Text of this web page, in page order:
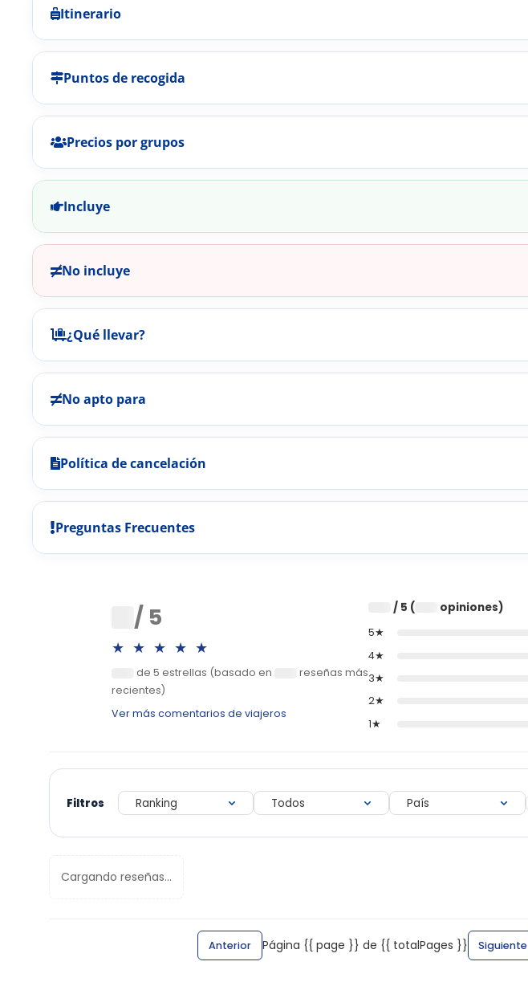
Itinerario
Puntos de recogida
Precios por grupos
Incluye
No incluye
¿Qué llevar?
No apto para
Política de cancelación
Preguntas Frecuentes
/ 5
★★★★★
de 5 estrellas (basado en
reseñas más
recientes)
Ver más comentarios de viajeros
/ 5 (0 opiniones)
5★
4★
3★
2★
1★
Filtros
Cargando reseñas...
Anterior Página {{ page }} de {{ totalPages }} Siguiente